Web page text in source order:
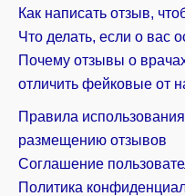
Как написать отзыв,
Что делать, если о вас
Почему отзывы о
отличить фейковые от
Правила
размещению отзывов
Соглашение
Политика